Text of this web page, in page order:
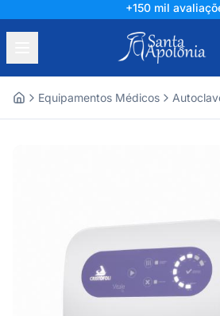
+150 mil
Equipamentos Médicos